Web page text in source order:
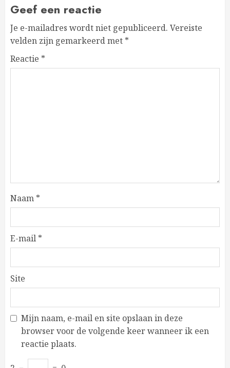
Geef een reactie
Je e-mailadres wordt niet gepubliceerd. Vereiste
velden zijn gemarkeerd met *
Reactie *
Naam *
E-mail *
Site
Mijn naam, e-mail en site opslaan in deze
browser voor de volgende keer wanneer ik een
reactie plaats.